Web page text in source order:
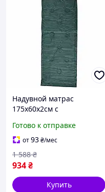
Надувной матрас
175х60х2см с
туристический зеленый
для кемпинга из
полиэстера и Memory
Foam
Готово к отправке
от93₴/мес
934₴
1 588 ₴
Купить